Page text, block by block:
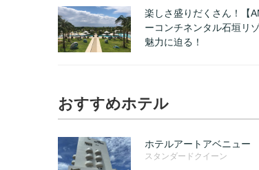
楽しさ盛りだくさん！【
ーコンチネンタル石垣リ
魅力に迫る！
おすすめホテル
ホテルアートアベニュー
スタンダードクイーン